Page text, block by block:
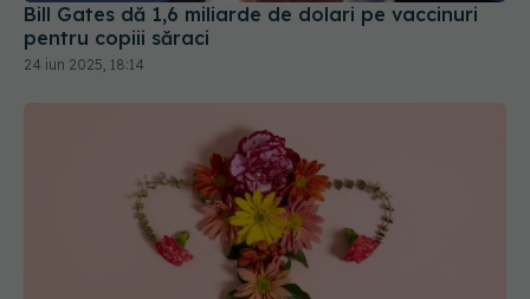
Bill Gates dă 1,6 miliarde de dolari pe vaccinuri
pentru copiii săraci
24 iun 2025, 18:14